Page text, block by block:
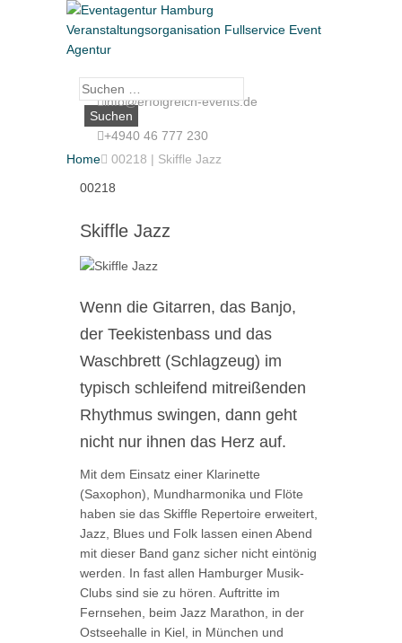
Suche
nach:info@erfolgreich-events.de
+4940 46 777 230
Home 00218 | Skiffle Jazz
00218
Skiffle Jazz
Wenn die Gitarren, das Banjo,
der Teekistenbass und das
Waschbrett (Schlagzeug) im
typisch schleifend mitreißenden
Rhythmus swingen, dann geht
nicht nur ihnen das Herz auf.
Mit dem Einsatz einer Klarinette
(Saxophon), Mundharmonika und Flöte
haben sie das Skiffle Repertoire erweitert,
Jazz, Blues und Folk lassen einen Abend
mit dieser Band ganz sicher nicht eintönig
werden. In fast allen Hamburger Musik-
Clubs sind sie zu hören. Auftritte im
Fernsehen, beim Jazz Marathon, in der
Ostseehalle in Kiel, in München und